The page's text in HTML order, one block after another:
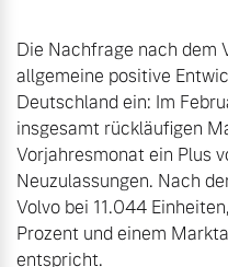
Die Nachfrage nach dem
allgemeine positive
Deutschland ein: Im
insgesamt rückläufigen
Vorjahresmonat ein Plus
Neuzulassungen. Nach
Volvo bei 11.044
Prozent und einem
entspricht.